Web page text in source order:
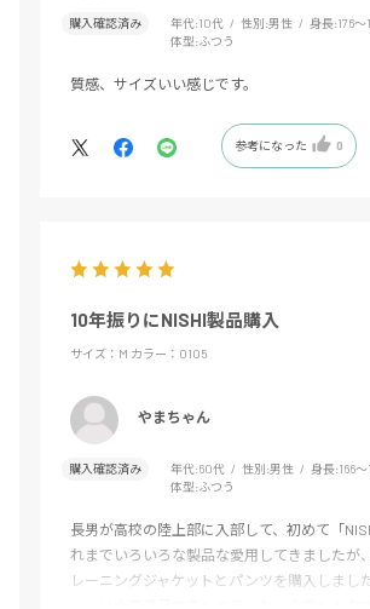
購入確認済み 年代:10代 性別:男性 身長:176
体型:ふつう
質感、サイズいい感じです。
参考になった 0
10年振りにNISHI製品購入
サイズ：M カラー：0105
やまちゃん
購入確認済み 年代:60代 性別:男性 身長:166
体型:ふつう
長男が高校の陸上部に入部して、初めて「
れまでいろいろな製品な愛用してきましたが
レーニングジャケットとパンツを購入しまし